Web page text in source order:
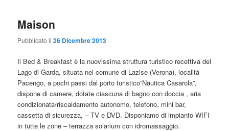
Maison
Pubblicato il26 Dicembre 2013
Il Bed & Breakfast è la nuovissima struttura turistico recettiva del
Lago di Garda, situata nel comune di Lazise (Verona), località
Pacengo, a pochi passi dal porto turistico”Nautica Casarola”,
dispone di camere, dotate ciascuna di bagno con doccia , aria
condizionata/riscaldamento autonomo, telefono, mini bar,
cassetta di sicurezza, – TV e DVD. Disponiamo di impianto WIFI
in tutte le zone – terrazza solarium con idromassaggio.